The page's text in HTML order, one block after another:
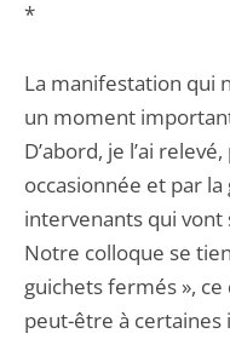
*
La manifestation qui
un moment
D’abord, je l’ai
occasionnée et par
intervenants qui vont
Notre colloque se
guichets fermés »,
peut-être à certaines